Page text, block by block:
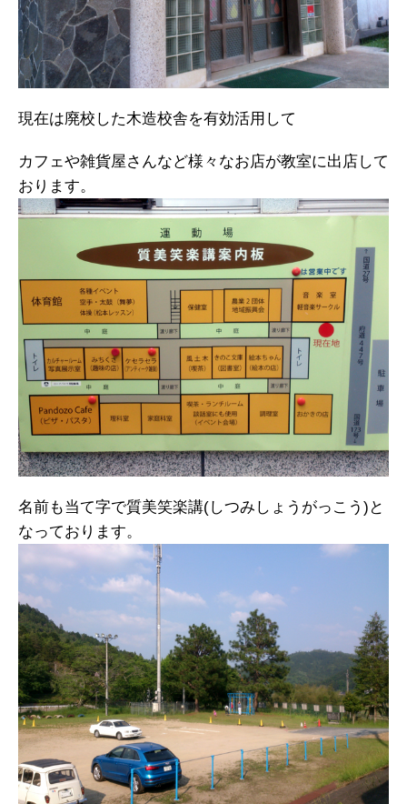
現在は廃校した木造校舎を有効活用して
カフェや雑貨屋さんなど様々なお店が教室に出店して
おります。
名前も当て字で質美笑楽講(しつみしょうがっこう)と
なっております。